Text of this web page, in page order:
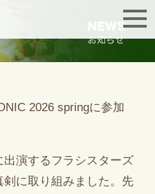
2026 springに参加
演するフラシスターズ
に取り組みました。先